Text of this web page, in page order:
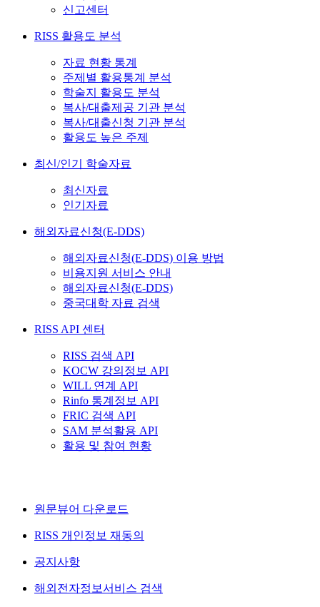
신고센터
RISS 활용도 분석
자료 현황 통계
주제별 활용통계 분석
학술지 활용도 분석
복사/대출제공 기관 분석
복사/대출신청 기관 분석
활용도 높은 주제
최신/인기 학술자료
최신자료
인기자료
해외자료신청(E-DDS)
해외자료신청(E-DDS) 이용 방법
비용지원 서비스 안내
해외자료신청(E-DDS)
중국대학 자료 검색
RISS API 센터
RISS 검색 API
KOCW 강의정보 API
WILL 연계 API
Rinfo 통계정보 API
FRIC 검색 API
SAM 분석활용 API
활용 및 참여 현황
원문뷰어 다운로드
RISS 개인정보 재동의
공지사항
해외전자정보서비스 검색